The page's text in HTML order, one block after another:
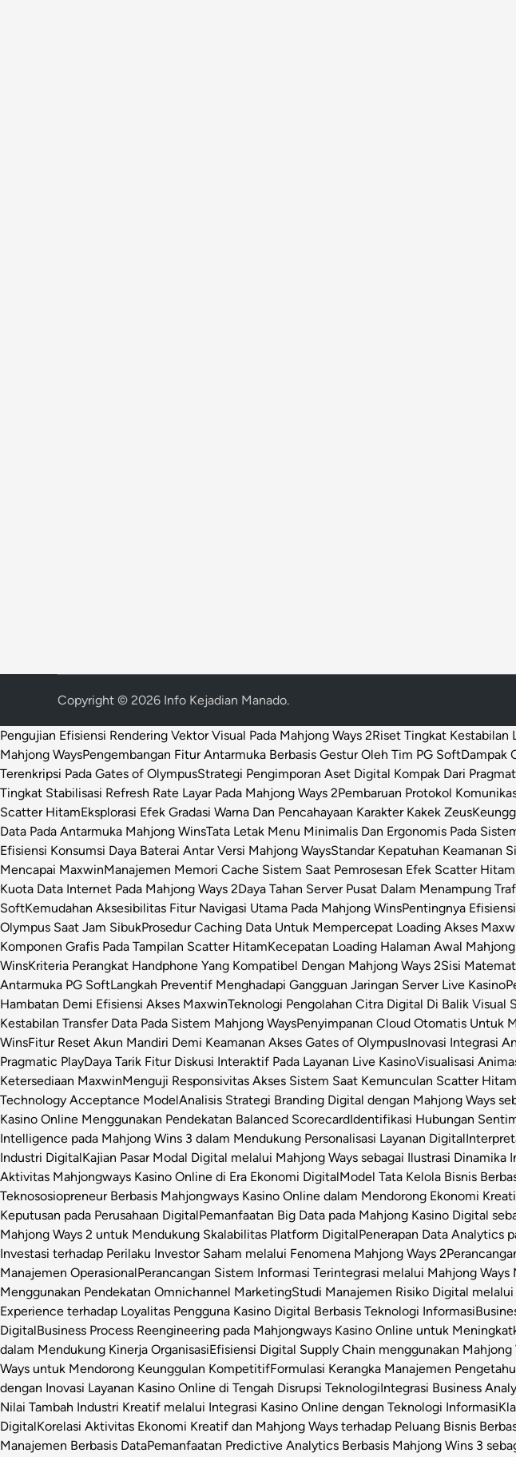
Copyright © 2026 Info Kejadian Manado.
Pengujian Efisiensi Rendering Vektor Visual Pada Mahjong Ways 2Riset Tingkat Kestabilan
Mahjong WaysPengembangan Fitur Antarmuka Berbasis Gestur Oleh Tim PG SoftDampak
Terenkripsi Pada Gates of OlympusStrategi Pengimporan Aset Digital Kompak Dari
Tingkat Stabilisasi Refresh Rate Layar Pada Mahjong Ways 2Pembaruan Protokol
Scatter HitamEksplorasi Efek Gradasi Warna Dan Pencahayaan Karakter Kakek Zeus
Data Pada Antarmuka Mahjong WinsTata Letak Menu Minimalis Dan Ergonomis Pada
Efisiensi Konsumsi Daya Baterai Antar Versi Mahjong WaysStandar Kepatuhan Keamanan
Mencapai MaxwinManajemen Memori Cache Sistem Saat Pemrosesan Efek Scatter Hitam
Kuota Data Internet Pada Mahjong Ways 2Daya Tahan Server Pusat Dalam Menampung
SoftKemudahan Aksesibilitas Fitur Navigasi Utama Pada Mahjong WinsPentingnya
Olympus Saat Jam SibukProsedur Caching Data Untuk Mempercepat Loading Akses
Komponen Grafis Pada Tampilan Scatter HitamKecepatan Loading Halaman Awal
WinsKriteria Perangkat Handphone Yang Kompatibel Dengan Mahjong Ways 2Sisi
Antarmuka PG SoftLangkah Preventif Menghadapi Gangguan Jaringan Server Live Kasino
Hambatan Demi Efisiensi Akses MaxwinTeknologi Pengolahan Citra Digital Di Balik Visual
Kestabilan Transfer Data Pada Sistem Mahjong WaysPenyimpanan Cloud Otomatis Untuk
WinsFitur Reset Akun Mandiri Demi Keamanan Akses Gates of OlympusInovasi Integrasi
Pragmatic PlayDaya Tarik Fitur Diskusi Interaktif Pada Layanan Live KasinoVisualisasi
Ketersediaan MaxwinMenguji Responsivitas Akses Sistem Saat Kemunculan Scatter Hitam
Technology Acceptance ModelAnalisis Strategi Branding Digital dengan Mahjong Ways
Kasino Online Menggunakan Pendekatan Balanced ScorecardIdentifikasi Hubungan
Intelligence pada Mahjong Wins 3 dalam Mendukung Personalisasi Layanan Digital
Industri DigitalKajian Pasar Modal Digital melalui Mahjong Ways sebagai Ilustrasi Dinamika
Aktivitas Mahjongways Kasino Online di Era Ekonomi DigitalModel Tata Kelola Bisnis
Teknososiopreneur Berbasis Mahjongways Kasino Online dalam Mendorong Ekonomi
Keputusan pada Perusahaan DigitalPemanfaatan Big Data pada Mahjong Kasino Digital
Mahjong Ways 2 untuk Mendukung Skalabilitas Platform DigitalPenerapan Data Analytics
Investasi terhadap Perilaku Investor Saham melalui Fenomena Mahjong Ways 2
Manajemen OperasionalPerancangan Sistem Informasi Terintegrasi melalui Mahjong
Menggunakan Pendekatan Omnichannel MarketingStudi Manajemen Risiko Digital
Experience terhadap Loyalitas Pengguna Kasino Digital Berbasis Teknologi Informasi
DigitalBusiness Process Reengineering pada Mahjongways Kasino Online untuk
dalam Mendukung Kinerja OrganisasiEfisiensi Digital Supply Chain menggunakan Mahjong
Ways untuk Mendorong Keunggulan KompetitifFormulasi Kerangka Manajemen
dengan Inovasi Layanan Kasino Online di Tengah Disrupsi TeknologiIntegrasi Business
Nilai Tambah Industri Kreatif melalui Integrasi Kasino Online dengan Teknologi Informasi
DigitalKorelasi Aktivitas Ekonomi Kreatif dan Mahjong Ways terhadap Peluang Bisnis
Manajemen Berbasis DataPemanfaatan Predictive Analytics Berbasis Mahjong Wins 3